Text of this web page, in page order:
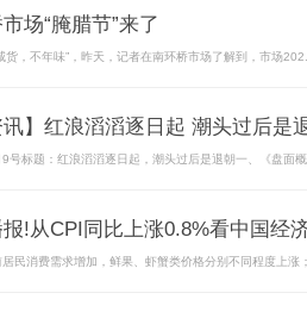
场“腌腊节”来了
货，不年味”，昨天，记者在南环桥市场了解到，市场
讯】红浪滔滔逐日起 潮头过后是
号标题：红浪滔滔逐日起，潮头过后是退朝一、《盘面
!从CPI同比上涨0.8%看中国经
民消费需求增加，鲜果、虾蟹类价格分别不同程度上涨